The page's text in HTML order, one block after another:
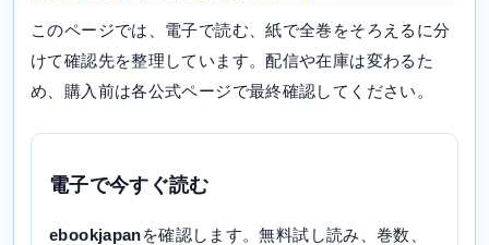
このページでは、電子で読む、紙で全巻をそろえるに分
けて確認先を整理しています。配信や在庫は変わるた
め、購入前は各公式ページで最終確認してください。
電子で今すぐ読む
ebookjapanを確認します。無料試し読み、巻数、